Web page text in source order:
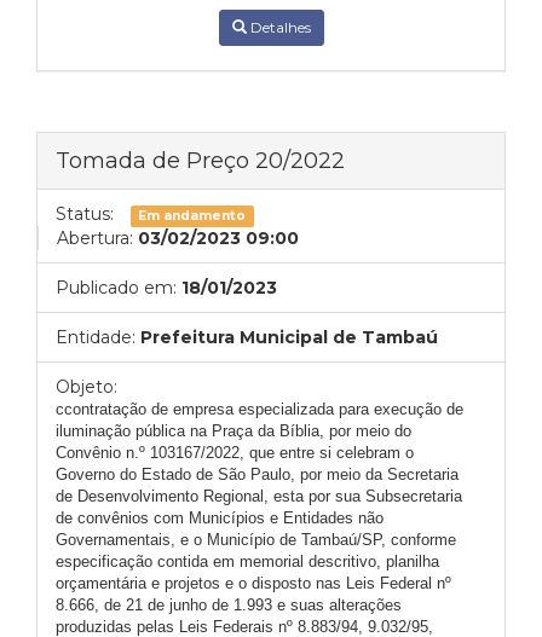
Detalhes
Tomada de Preço 20/2022
Status: Em andamento
Abertura: 03/02/2023 09:00
Publicado em: 18/01/2023
Entidade: Prefeitura Municipal de Tambaú
Objeto:
ccontratação de empresa especializada para execução de
iluminação pública na Praça da Bíblia, por meio do
Convênio n.º 103167/2022, que entre si celebram o
Governo do Estado de São Paulo, por meio da Secretaria
de Desenvolvimento Regional, esta por sua Subsecretaria
de convênios com Municípios e Entidades não
Governamentais, e o Município de Tambaú/SP, conforme
especificação contida em memorial descritivo, planilha
orçamentária e projetos e o disposto nas Leis Federal nº
8.666, de 21 de junho de 1.993 e suas alterações
produzidas pelas Leis Federais nº 8.883/94, 9.032/95,